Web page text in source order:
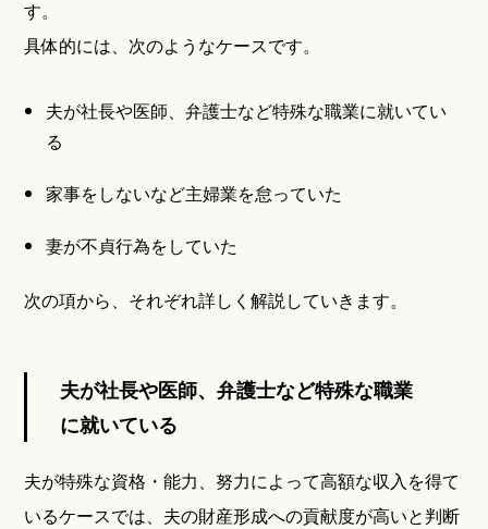
す。
具体的には、次のようなケースです。
夫が社長や医師、弁護士など特殊な職業に就いてい
る
家事をしないなど主婦業を怠っていた
妻が不貞行為をしていた
次の項から、それぞれ詳しく解説していきます。
夫が社長や医師、弁護士など特殊な職業
に就いている
夫が特殊な資格・能力、努力によって高額な収入を得て
いるケースでは、夫の財産形成への貢献度が高いと判断